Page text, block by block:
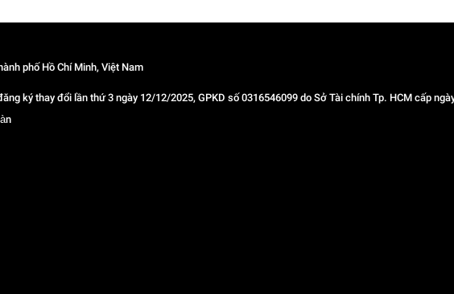
phố Hồ Chí Minh, Việt Nam
ký thay đổi lần thứ 3 ngày 12/12/2025, GPKD số 0316546099 do Sở Tài chính Tp. HCM cấp